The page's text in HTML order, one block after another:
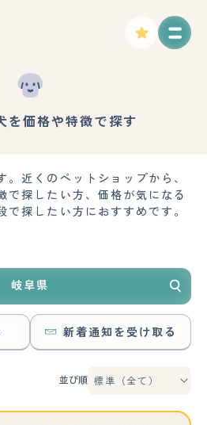
を価格や特徴で探す
。近くのペットショップから、
で探したい方、価格が気になる
で探したい方におすすめです。
岐阜県
新着通知を受け取る
並び順